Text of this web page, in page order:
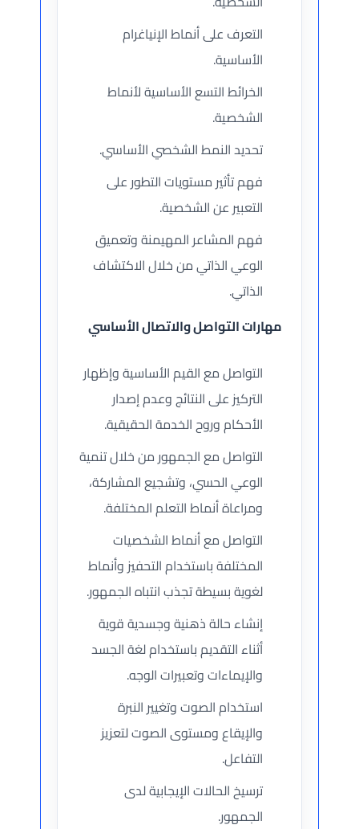
التعرف على أنماط الإنياغرام
الأساسية.
الخرائط التسع الأساسية لأنماط
الشخصية.
تحديد النمط الشخصي الأساسي.
فهم تأثير مستويات التطور على
التعبير عن الشخصية.
فهم المشاعر المهيمنة وتعميق
الوعي الذاتي من خلال الاكتشاف
الذاتي.
مهارات التواصل والاتصال الأساسي
التواصل مع القيم الأساسية وإظهار
التركيز على النتائج وعدم إصدار
الأحكام وروح الخدمة الحقيقية.
التواصل مع الجمهور من خلال تنمية
الوعي الحسي، وتشجيع المشاركة،
ومراعاة أنماط التعلم المختلفة.
التواصل مع أنماط الشخصيات
المختلفة باستخدام التحفيز وأنماط
لغوية بسيطة تجذب انتباه الجمهور.
إنشاء حالة ذهنية وجسدية قوية
أثناء التقديم باستخدام لغة الجسد
والإيماءات وتعبيرات الوجه.
استخدام الصوت وتغيير النبرة
والإيقاع ومستوى الصوت لتعزيز
التفاعل.
ترسيخ الحالات الإيجابية لدى
الجمهور.